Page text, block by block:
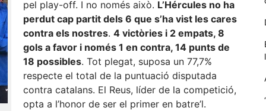
pel play-off. I no només això. L’Hércules no ha
perdut cap partit dels 6 que s’ha vist les cares
contra els nostres. 4 victòries i 2 empats, 8
gols a favor i només 1 en contra, 14 punts de
18 possibles. Tot plegat, suposa un 77,7%
respecte el total de la puntuació disputada
contra catalans. El Reus, líder de la competició,
opta a l’honor de ser el primer en batre’l.